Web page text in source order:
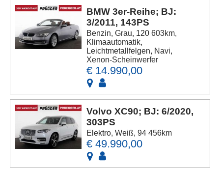
BMW 3er-Reihe; BJ:
3/2011, 143PS
Benzin, Grau, 120 603km,
Klimaautomatik,
Leichtmetallfelgen, Navi,
Xenon-Scheinwerfer
€ 14.990,00
Volvo XC90; BJ: 6/2020,
303PS
Elektro, Weiß, 94 456km
€ 49.990,00